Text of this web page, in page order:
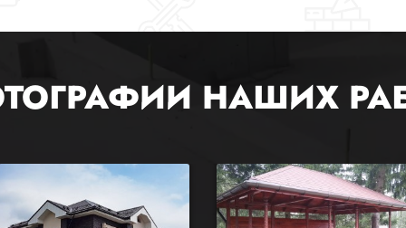
НАШИХ